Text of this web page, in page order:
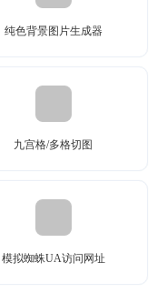
纯色背景图片生成器
九宫格/多格切图
模拟蜘蛛UA访问网址